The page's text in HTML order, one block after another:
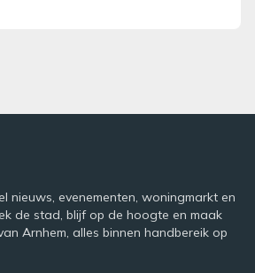
nieuws, evenementen, woningmarkt en
de stad, blijf op de hoogte en maak
Arnhem, alles binnen handbereik op